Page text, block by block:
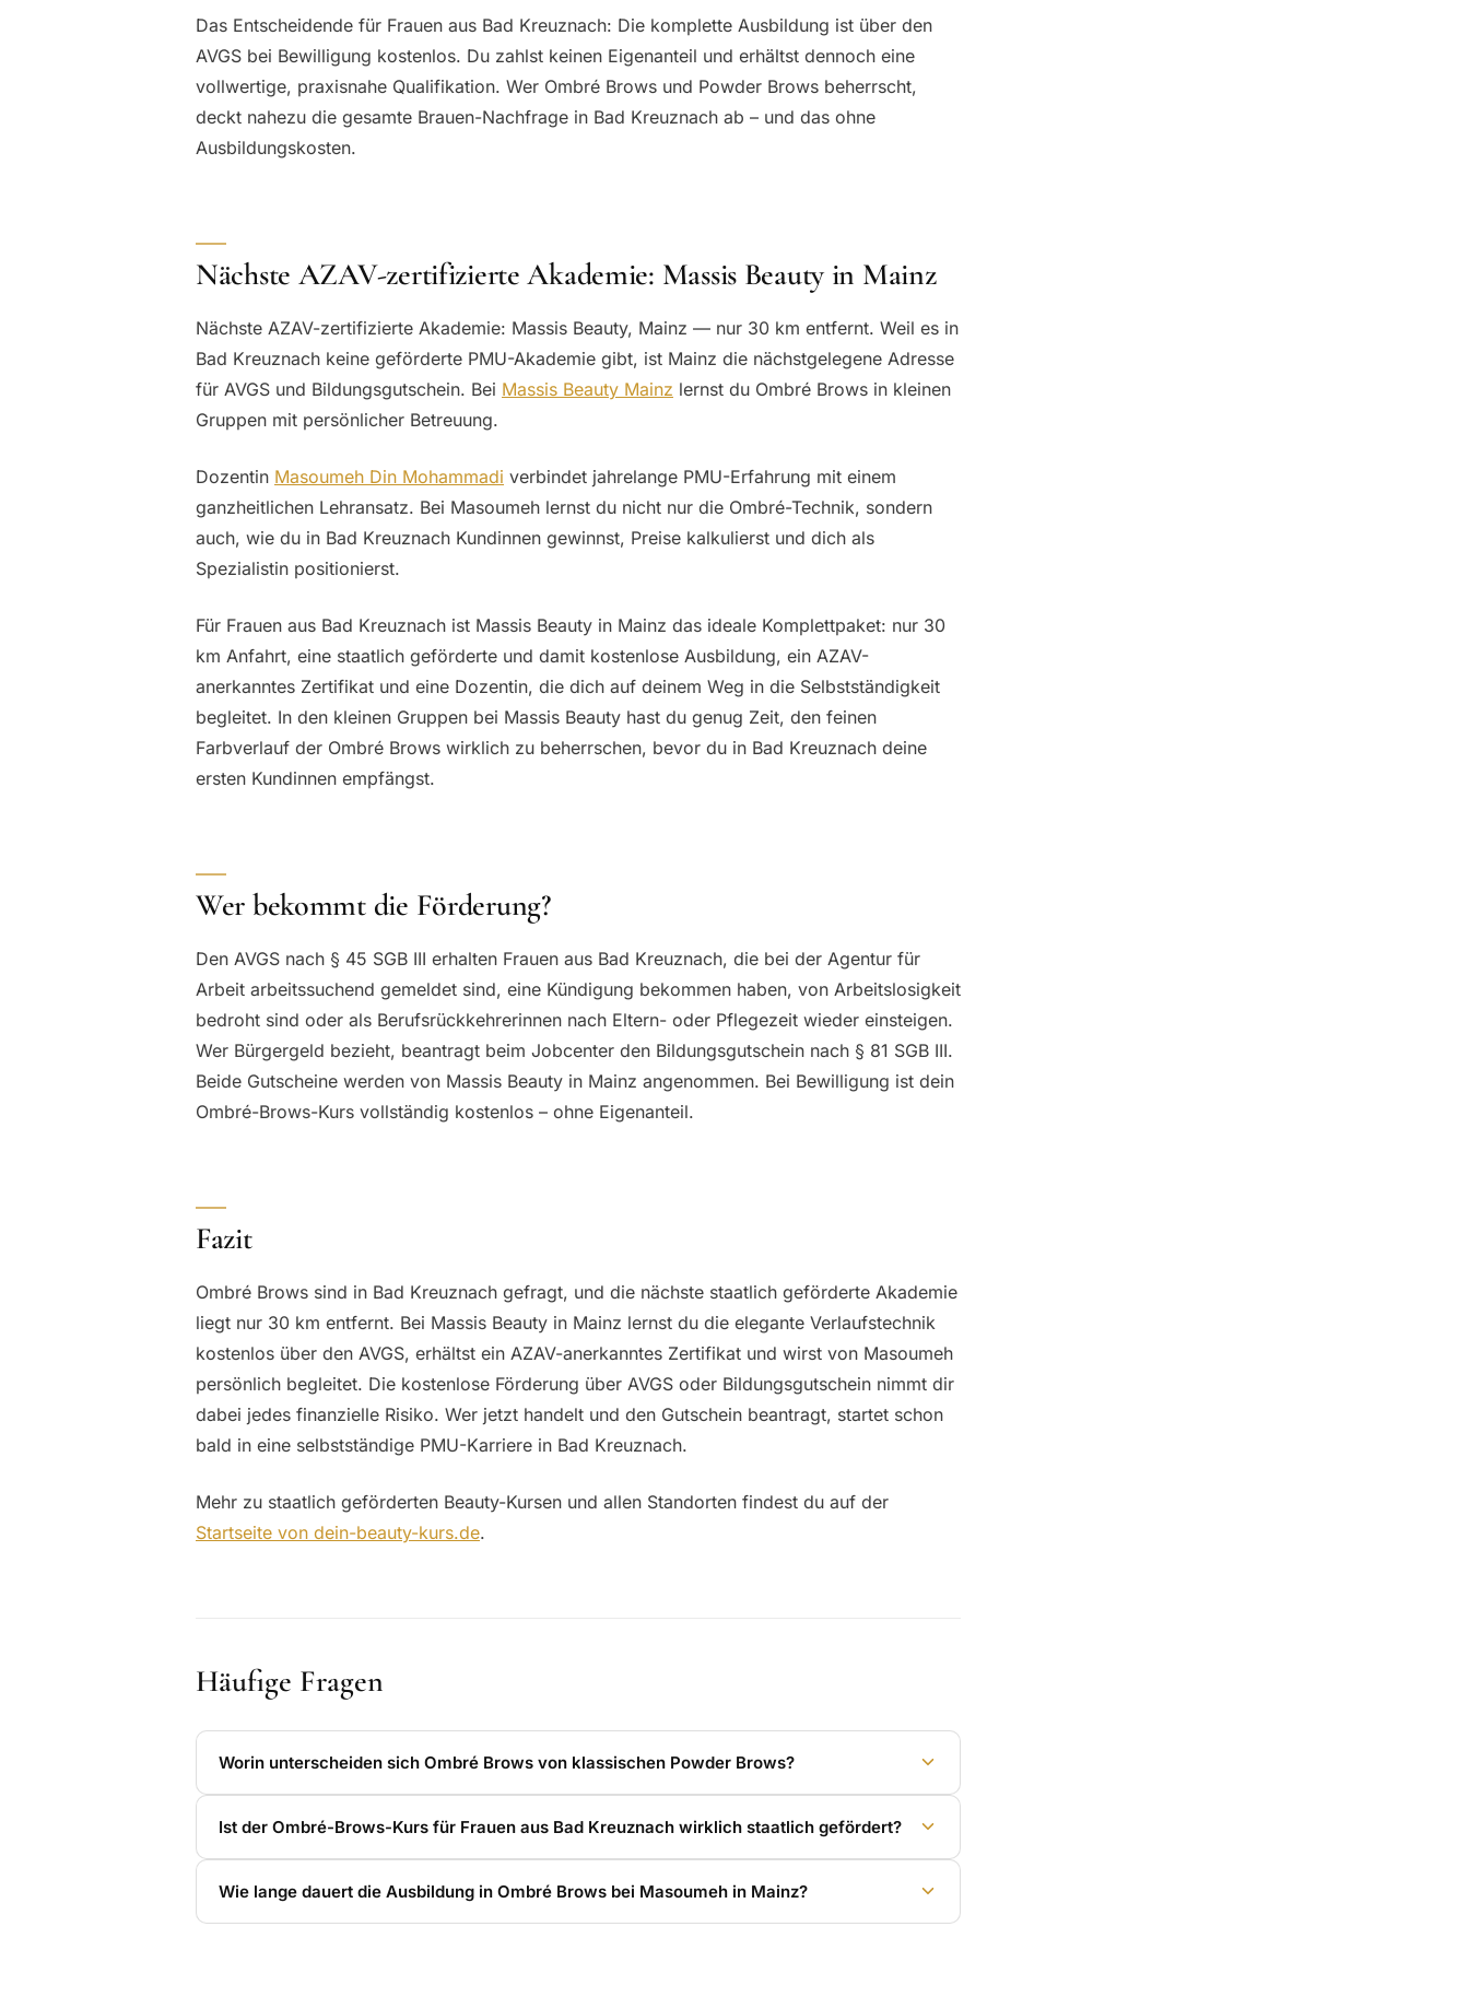
Das Entscheidende für Frauen aus Bad Kreuznach: Die komplette Ausbildung ist über den
AVGS bei Bewilligung kostenlos. Du zahlst keinen Eigenanteil und erhältst dennoch eine
vollwertige, praxisnahe Qualifikation. Wer Ombré Brows und Powder Brows beherrscht,
deckt nahezu die gesamte Brauen-Nachfrage in Bad Kreuznach ab – und das ohne
Ausbildungskosten.
Nächste AZAV-zertifizierte Akademie: Massis Beauty in Mainz
Nächste AZAV-zertifizierte Akademie: Massis Beauty, Mainz — nur 30 km entfernt. Weil es in
Bad Kreuznach keine geförderte PMU-Akademie gibt, ist Mainz die nächstgelegene Adresse
für AVGS und Bildungsgutschein. Bei Massis Beauty Mainz lernst du Ombré Brows in kleinen
Gruppen mit persönlicher Betreuung.
Dozentin Masoumeh Din Mohammadi verbindet jahrelange PMU-Erfahrung mit einem
ganzheitlichen Lehransatz. Bei Masoumeh lernst du nicht nur die Ombré-Technik, sondern
auch, wie du in Bad Kreuznach Kundinnen gewinnst, Preise kalkulierst und dich als
Spezialistin positionierst.
Für Frauen aus Bad Kreuznach ist Massis Beauty in Mainz das ideale Komplettpaket: nur 30
km Anfahrt, eine staatlich geförderte und damit kostenlose Ausbildung, ein AZAV-
anerkanntes Zertifikat und eine Dozentin, die dich auf deinem Weg in die Selbstständigkeit
begleitet. In den kleinen Gruppen bei Massis Beauty hast du genug Zeit, den feinen
Farbverlauf der Ombré Brows wirklich zu beherrschen, bevor du in Bad Kreuznach deine
ersten Kundinnen empfängst.
Wer bekommt die Förderung?
Den AVGS nach § 45 SGB III erhalten Frauen aus Bad Kreuznach, die bei der Agentur für
Arbeit arbeitssuchend gemeldet sind, eine Kündigung bekommen haben, von Arbeitslosigkeit
bedroht sind oder als Berufsrückkehrerinnen nach Eltern- oder Pflegezeit wieder einsteigen.
Wer Bürgergeld bezieht, beantragt beim Jobcenter den Bildungsgutschein nach § 81 SGB III.
Beide Gutscheine werden von Massis Beauty in Mainz angenommen. Bei Bewilligung ist dein
Ombré-Brows-Kurs vollständig kostenlos – ohne Eigenanteil.
Fazit
Ombré Brows sind in Bad Kreuznach gefragt, und die nächste staatlich geförderte Akademie
liegt nur 30 km entfernt. Bei Massis Beauty in Mainz lernst du die elegante Verlaufstechnik
kostenlos über den AVGS, erhältst ein AZAV-anerkanntes Zertifikat und wirst von Masoumeh
persönlich begleitet. Die kostenlose Förderung über AVGS oder Bildungsgutschein nimmt dir
dabei jedes finanzielle Risiko. Wer jetzt handelt und den Gutschein beantragt, startet schon
bald in eine selbstständige PMU-Karriere in Bad Kreuznach.
Mehr zu staatlich geförderten Beauty-Kursen und allen Standorten findest du auf der
Startseite von dein-beauty-kurs.de.
Häufige Fragen
Worin unterscheiden sich Ombré Brows von klassischen Powder Brows?
Ist der Ombré-Brows-Kurs für Frauen aus Bad Kreuznach wirklich staatlich gefördert?
Wie lange dauert die Ausbildung in Ombré Brows bei Masoumeh in Mainz?